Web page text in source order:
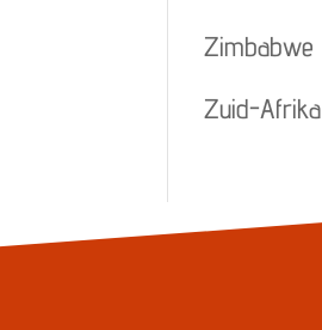
Zimbabwe
Zuid-Afrika